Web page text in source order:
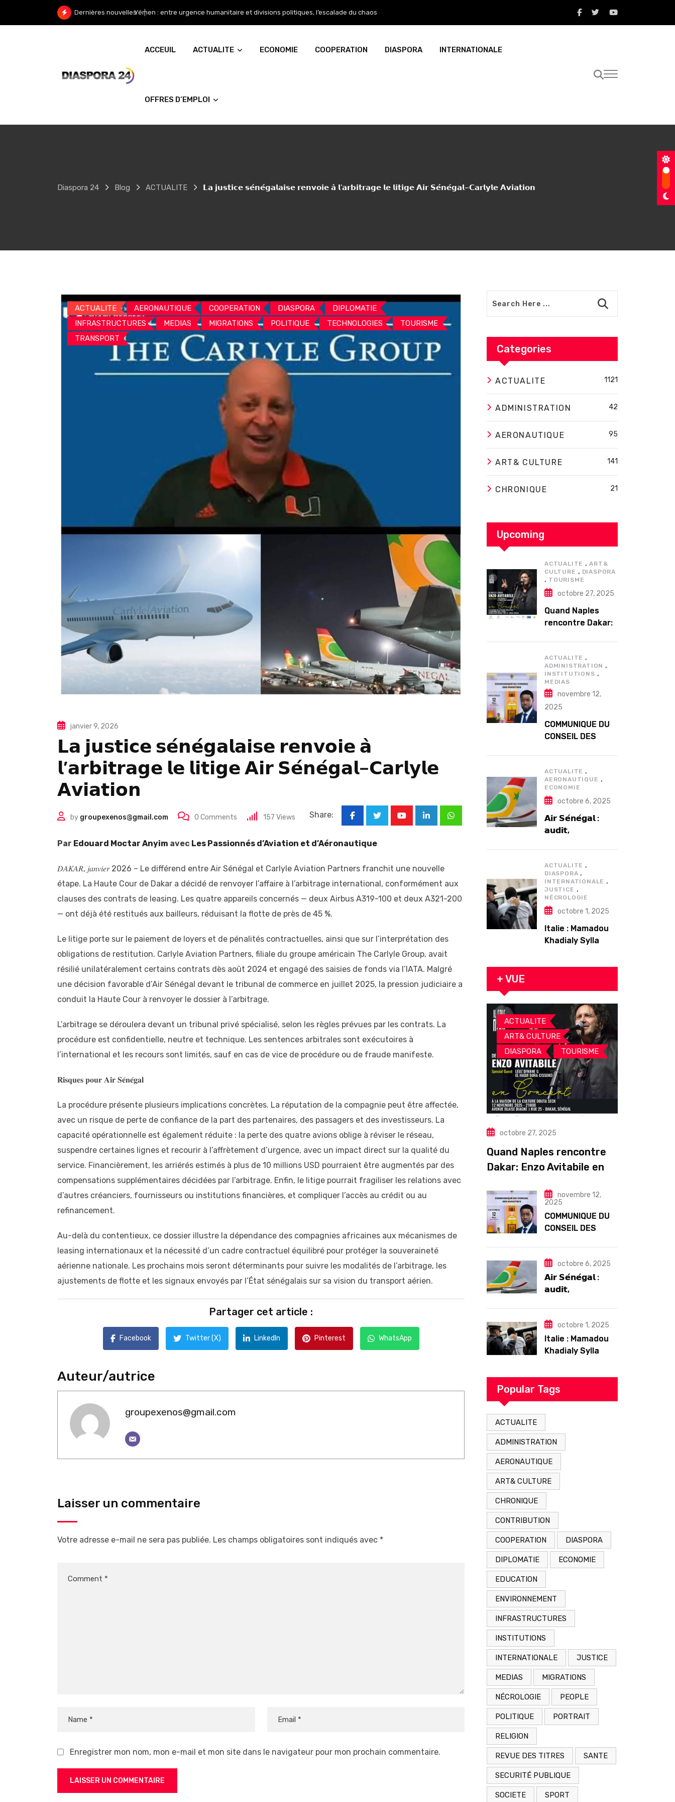
Dernières nouvellesYémen : entre urgence humanitaire et divisions politiques, l’escalade du chaos
ACCEUIL ACTUALITE ECONOMIE COOPERATION DIASPORA INTERNATIONALE
OFFRES D’EMPLOI
Diaspora 24 Blog ACTUALITE 𝗟𝗮 𝗷𝘂𝘀𝘁𝗶𝗰𝗲 𝘀𝗲́𝗻𝗲́𝗴𝗮𝗹𝗮𝗶𝘀𝗲 𝗿𝗲𝗻𝘃𝗼𝗶𝗲 𝗮̀ 𝗹’𝗮𝗿𝗯𝗶𝘁𝗿𝗮𝗴𝗲 𝗹𝗲 𝗹𝗶𝘁𝗶𝗴𝗲 𝗔𝗶𝗿 𝗦𝗲́𝗻𝗲́𝗴𝗮𝗹–𝗖𝗮𝗿𝗹𝘆𝗹𝗲 𝗔𝘃𝗶𝗮𝘁𝗶𝗼𝗻
ACTUALITE AERONAUTIQUE COOPERATION DIASPORA
DIPLOMATIE
INFRASTRUCTURES
MEDIAS MIGRATIONS POLITIQUE TECHNOLOGIES
TOURISME
TRANSPORT
janvier 9, 2026
𝗟𝗮 𝗷𝘂𝘀𝘁𝗶𝗰𝗲 𝘀𝗲́𝗻𝗲́𝗴𝗮𝗹𝗮𝗶𝘀𝗲 𝗿𝗲𝗻𝘃𝗼𝗶𝗲 𝗮̀
𝗹’𝗮𝗿𝗯𝗶𝘁𝗿𝗮𝗴𝗲 𝗹𝗲 𝗹𝗶𝘁𝗶𝗴𝗲 𝗔𝗶𝗿 𝗦𝗲́𝗻𝗲́𝗴𝗮𝗹–𝗖𝗮𝗿𝗹𝘆𝗹𝗲
𝗔𝘃𝗶𝗮𝘁𝗶𝗼𝗻
by groupexenos@gmail.com 0 Comments 157 Views Share:
LinkedInWhatsapp
Par Edouard Moctar Anyim avec Les Passionnés d’Aviation et d’Aéronautique
𝐷𝐴𝐾𝐴𝑅, 𝑗𝑎𝑛𝑣𝑖𝑒𝑟 2026 – Le différend entre Air Sénégal et Carlyle Aviation Partners franchit une nouvelle
étape. La Haute Cour de Dakar a décidé de renvoyer l’affaire à l’arbitrage international, conformément aux
clauses des contrats de leasing. Les quatre appareils concernés — deux Airbus A319-100 et deux A321-200
— ont déjà été restitués aux bailleurs, réduisant la flotte de près de 45 %.
Le litige porte sur le paiement de loyers et de pénalités contractuelles, ainsi que sur l’interprétation des
obligations de restitution. Carlyle Aviation Partners, filiale du groupe américain The Carlyle Group, avait
résilié unilatéralement certains contrats dès août 2024 et engagé des saisies de fonds via l’IATA. Malgré
une décision favorable d’Air Sénégal devant le tribunal de commerce en juillet 2025, la pression judiciaire a
conduit la Haute Cour à renvoyer le dossier à l’arbitrage.
L’arbitrage se déroulera devant un tribunal privé spécialisé, selon les règles prévues par les contrats. La
procédure est confidentielle, neutre et technique. Les sentences arbitrales sont exécutoires à
l’international et les recours sont limités, sauf en cas de vice de procédure ou de fraude manifeste.
𝐑𝐢𝐬𝐪𝐮𝐞𝐬 𝐩𝐨𝐮𝐫 𝐀𝐢𝐫 𝐒𝐞́𝐧𝐞́𝐠𝐚𝐥
La procédure présente plusieurs implications concrètes. La réputation de la compagnie peut être affectée,
avec un risque de perte de confiance de la part des partenaires, des passagers et des investisseurs. La
capacité opérationnelle est également réduite : la perte des quatre avions oblige à réviser le réseau,
suspendre certaines lignes et recourir à l’affrètement d’urgence, avec un impact direct sur la qualité du
service. Financièrement, les arriérés estimés à plus de 10 millions USD pourraient être augmentés par des
compensations supplémentaires décidées par l’arbitrage. Enfin, le litige pourrait fragiliser les relations avec
d’autres créanciers, fournisseurs ou institutions financières, et compliquer l’accès au crédit ou au
refinancement.
Au-delà du contentieux, ce dossier illustre la dépendance des compagnies africaines aux mécanismes de
leasing internationaux et la nécessité d’un cadre contractuel équilibré pour protéger la souveraineté
aérienne nationale. Les prochains mois seront déterminants pour suivre les modalités de l’arbitrage, les
ajustements de flotte et les signaux envoyés par l’État sénégalais sur sa vision du transport aérien.
Partager cet article :
Facebook Twitter (X) LinkedIn Pinterest WhatsApp
Auteur/autrice
groupexenos@gmail.com
Laisser un commentaire
Votre adresse e-mail ne sera pas publiée. Les champs obligatoires sont indiqués avec *
Enregistrer mon nom, mon e-mail et mon site dans le navigateur pour mon prochain commentaire.
Categories
ACTUALITE 1121
ADMINISTRATION 42
AERONAUTIQUE 95
ART& CULTURE 141
CHRONIQUE 21
Upcoming
ACTUALITE ,ART&
CULTURE , DIASPORA
, TOURISME
octobre 27, 2025
Quand Naples
rencontre Dakar:
exceptionnel à
Douta Seck
ACTUALITE ,
ADMINISTRATION ,
INSTITUTIONS ,
MEDIAS
novembre 12,
2025
COMMUNIQUE DU
CONSEIL DES
NOVEMBRE 2025
ACTUALITE ,
AERONAUTIQUE ,
ECONOMIE
octobre 6, 2025
𝗔𝗶𝗿 𝗦𝗲́𝗻𝗲́𝗴𝗮𝗹 :
𝗮𝘂𝗱𝗶𝘁,
𝘀𝘁𝗿𝘂𝗰𝘁𝘂𝗿𝗲𝗹𝘀
𝗮𝗽𝗿𝗲̀𝘀 7 𝗮𝗻𝘀
𝗱’𝗲𝘅𝗶𝘀𝘁𝗲𝗻𝗰𝗲
ACTUALITE ,
DIASPORA ,
INTERNATIONALE ,
JUSTICE ,
NÉCROLOGIE
octobre 1, 2025
Italie : Mamadou
Khadialy Sylla
Tambacounda,
prison 24 heures
arrestation
+ VUE
ACTUALITE ,
ART& CULTURE ,
DIASPORA , TOURISME
octobre 27, 2025
Quand Naples rencontre
Dakar: Enzo Avitabile en
Douta Seck
novembre 12,
2025
COMMUNIQUE DU
CONSEIL DES
NOVEMBRE 2025
octobre 6, 2025
𝗔𝗶𝗿 𝗦𝗲́𝗻𝗲́𝗴𝗮𝗹 :
𝗮𝘂𝗱𝗶𝘁,
𝘀𝘁𝗿𝘂𝗰𝘁𝘂𝗿𝗲𝗹𝘀
𝗮𝗽𝗿𝗲̀𝘀 7 𝗮𝗻𝘀
𝗱’𝗲𝘅𝗶𝘀𝘁𝗲𝗻𝗰𝗲
octobre 1, 2025
Italie : Mamadou
Khadialy Sylla
Tambacounda,
est décédé en
prison 24 heures
Popular Tags
ACTUALITE
ADMINISTRATION
AERONAUTIQUE
ART& CULTURE
CHRONIQUE
CONTRIBUTION
COOPERATION DIASPORA
DIPLOMATIE ECONOMIE
EDUCATION
ENVIRONNEMENT
INFRASTRUCTURES
INSTITUTIONS
INTERNATIONALE JUSTICE
MEDIAS MIGRATIONS
NÉCROLOGIE PEOPLE
POLITIQUE PORTRAIT
RELIGION
REVUE DES TITRES SANTE
SECURITÉ PUBLIQUE
SOCIETE SPORT